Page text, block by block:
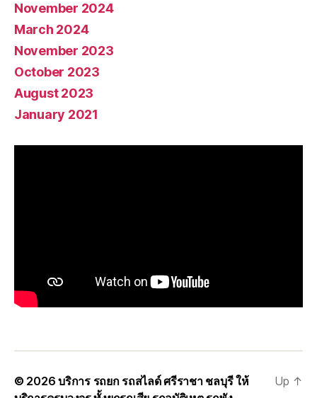
November 2024
March 2024
November 2023
October 2023
August 2023
January 2021
© 2026บริการ รถยก รถสไลด์ ศรีราชา ชลบุรี ให้
Up ↑